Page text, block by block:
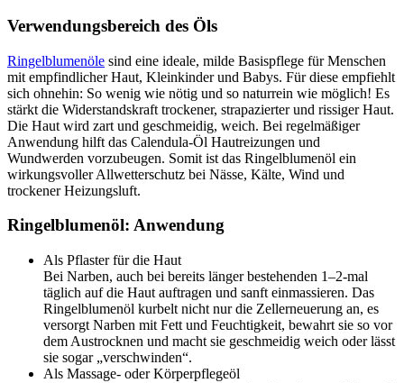
Verwendungsbereich des Öls
Ringelblumenöle sind eine ideale, milde Basispflege für Menschen
mit empfindlicher Haut, Kleinkinder und Babys. Für diese empfiehlt
sich ohnehin: So wenig wie nötig und so naturrein wie möglich! Es
stärkt die Widerstandskraft trockener, strapazierter und rissiger Haut.
Die Haut wird zart und geschmeidig, weich. Bei regelmäßiger
Anwendung hilft das Calendula-Öl Hautreizungen und
Wundwerden vorzubeugen. Somit ist das Ringelblumenöl ein
wirkungsvoller Allwetterschutz bei Nässe, Kälte, Wind und
trockener Heizungsluft.
Ringelblumenöl: Anwendung
Als Pflaster für die Haut
Bei Narben, auch bei bereits länger bestehenden 1–2-mal
täglich auf die Haut auftragen und sanft einmassieren. Das
Ringelblumenöl kurbelt nicht nur die Zellerneuerung an, es
versorgt Narben mit Fett und Feuchtigkeit, bewahrt sie so vor
dem Austrocknen und macht sie geschmeidig weich oder lässt
sie sogar „verschwinden“.
Als Massage- oder Körperpflegeöl